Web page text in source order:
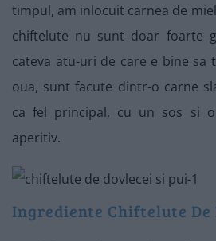
timpul, am inlocuit carnea de
chiftelute nu sunt doar foarte
cateva atu-uri de care e bine sa
oua, sunt facute dintr-o carne
ca fel principal, cu un sos si
aperitiv.
Ingrediente Chiftelute De